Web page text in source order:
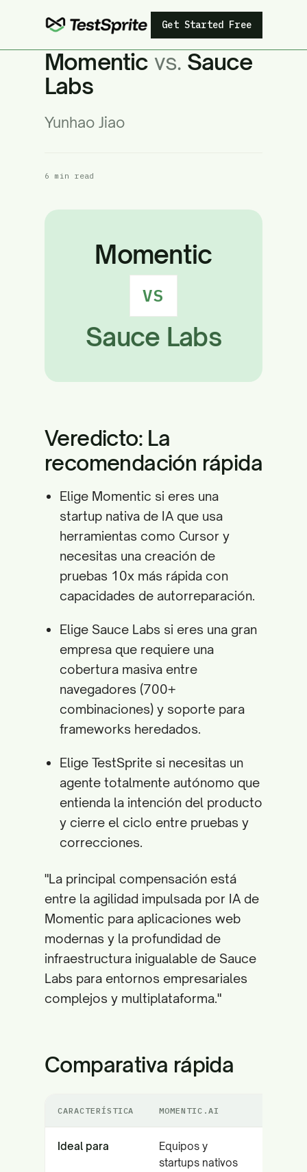
Get Started Free
Momentic vs. Sauce
Labs
Yunhao Jiao
6 min read
Momentic
VS
Sauce Labs
Veredicto: La
recomendación rápida
Elige Momentic si eres una
startup nativa de IA que usa
herramientas como Cursor y
necesitas una creación de
pruebas 10x más rápida con
capacidades de autorreparación.
Elige Sauce Labs si eres una gran
empresa que requiere una
cobertura masiva entre
navegadores (700+
combinaciones) y soporte para
frameworks heredados.
Elige TestSprite si necesitas un
agente totalmente autónomo que
entienda la intención del producto
y cierre el ciclo entre pruebas y
correcciones.
"La principal compensación está
entre la agilidad impulsada por IA de
Momentic para aplicaciones web
modernas y la profundidad de
infraestructura inigualable de Sauce
Labs para entornos empresariales
complejos y multiplataforma."
Comparativa rápida
CARACTERÍSTICA MOMENTIC.AI
Ideal para
Equipos y
startups nativos